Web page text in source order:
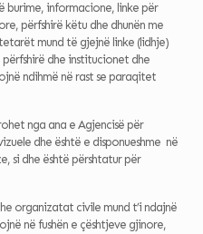
burime, informacione, linke për
përfshirë këtu dhe dhunën me
mund të gjejnë linke (lidhje)
dhe institucionet dhe
ndihmë në rast se paraqitet
nga ana e Agjencisë për
dhe është e disponueshme në
si dhe është përshtatur për
organizatat civile mund t’i ndajnë
në fushën e çështjeve gjinore,